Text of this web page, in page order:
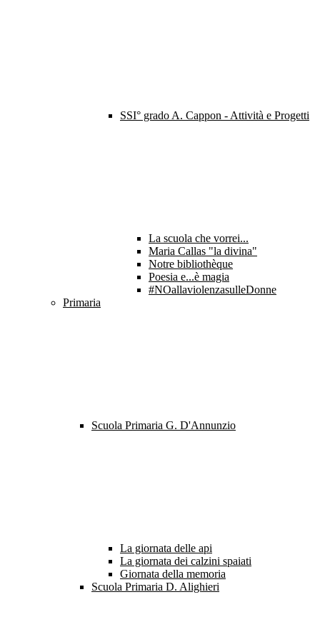
SSI° grado A. Cappon - Attività e Progetti
La scuola che vorrei...
Maria Callas "la divina"
Notre bibliothèque
Poesia e...è magia
#NOallaviolenzasulleDonne
Primaria
Scuola Primaria G. D'Annunzio
La giornata delle api
La giornata dei calzini spaiati
Giornata della memoria
Scuola Primaria D. Alighieri